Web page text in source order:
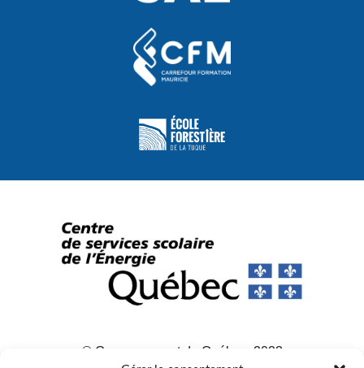
© Gouvernement du Québec, 2023